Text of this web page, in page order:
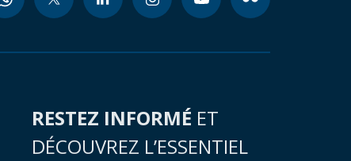
RESTEZ INFORMÉ ET
DÉCOUVREZ L’ESSENTIEL